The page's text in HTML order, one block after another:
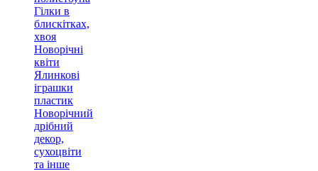
Гілки в
блискітках,
хвоя
Новорічні
квіти
Ялинкові
іграшки
пластик
Новорічний
дрібний
декор,
сухоцвіти
та інше